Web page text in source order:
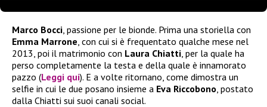
Marco Bocci , passione per le bionde. Prima una storiella con
Emma Marrone , con cui si è frequentato qualche mese nel
2013, poi il matrimonio con Laura Chiatti , per la quale ha
perso completamente la testa e della quale è innamorato
pazzo (Leggi qui). E a volte ritornano, come dimostra un
selfie in cui le due posano insieme a Eva Riccobono , postato
dalla Chiatti sui suoi canali social.